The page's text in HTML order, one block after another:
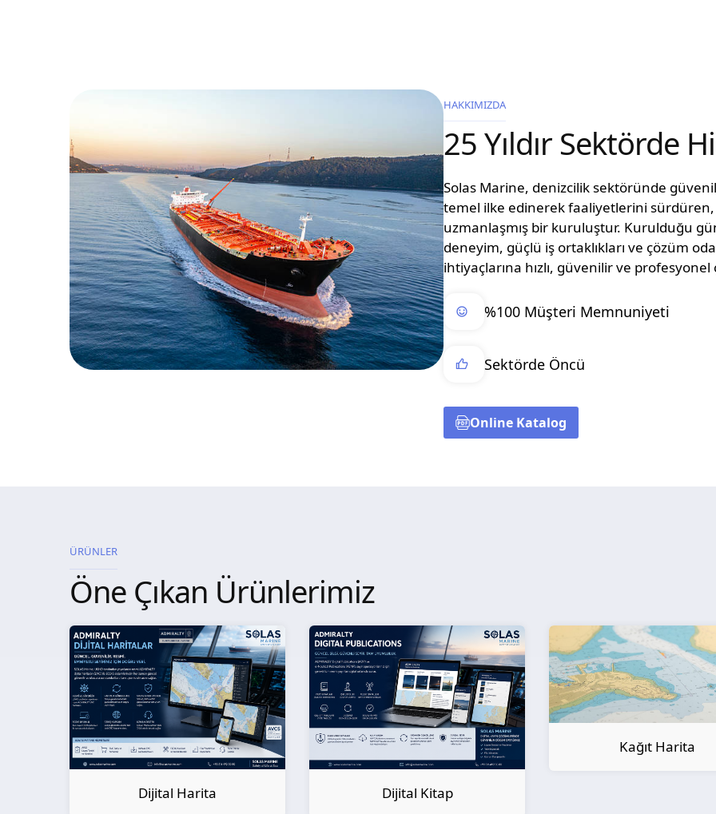
HAKKIMIZDA
25 Yıldır Sektörde
Solas Marine, denizcilik sektöründe
temel ilke edinerek faaliyetlerini
uzmanlaşmış bir kuruluştur. Kurulduğu
deneyim, güçlü iş ortaklıkları ve çözüm
ihtiyaçlarına hızlı, güvenilir ve
%100 Müşteri Memnuniyeti
Sektörde Öncü
Online Katalog
ÜRÜNLER
Öne Çıkan Ürünlerimiz
Dijital Kitap
Kağıt Harita